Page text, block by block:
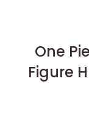
One
Figure